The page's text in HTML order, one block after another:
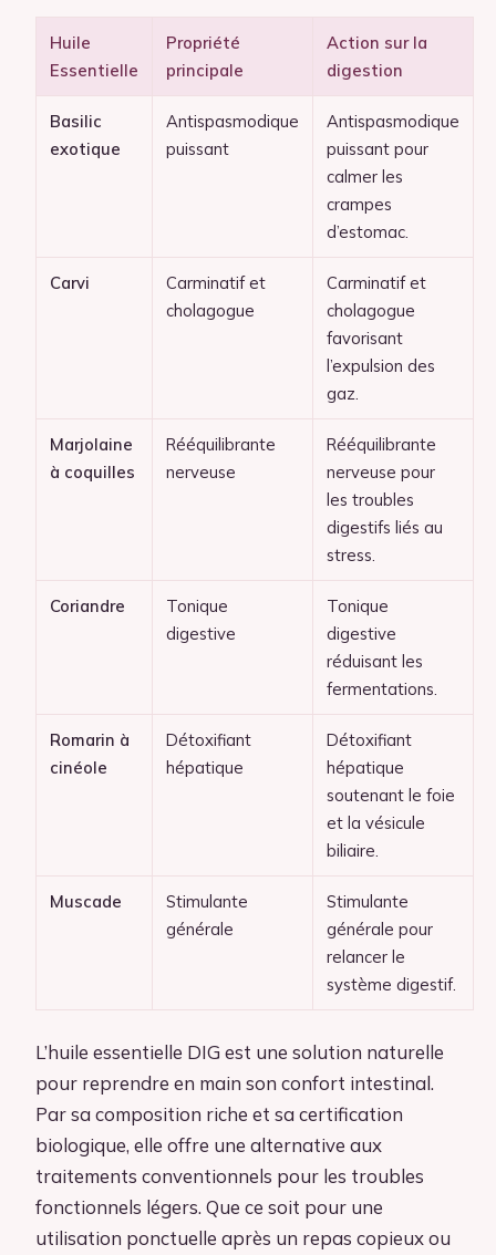
Huile
Essentielle
Propriété
principale
Action sur la
digestion
Basilic
exotique
Antispasmodique
puissant
Antispasmodique
puissant pour
calmer les
crampes
d’estomac.
Carvi
Carminatif et
cholagogue
Carminatif et
cholagogue
favorisant
l’expulsion des
gaz.
Marjolaine
à coquilles
Rééquilibrante
nerveuse
Rééquilibrante
nerveuse pour
les troubles
digestifs liés au
stress.
Coriandre
Tonique
digestive
Tonique
digestive
réduisant les
fermentations.
Romarin à
cinéole
Détoxifiant
hépatique
Détoxifiant
hépatique
soutenant le foie
et la vésicule
biliaire.
Muscade
Stimulante
générale
Stimulante
générale pour
relancer le
système digestif.
L’huile essentielle DIG est une solution naturelle
pour reprendre en main son confort intestinal.
Par sa composition riche et sa certification
biologique, elle offre une alternative aux
traitements conventionnels pour les troubles
fonctionnels légers. Que ce soit pour une
utilisation ponctuelle après un repas copieux ou